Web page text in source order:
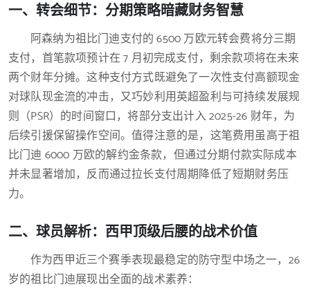
一、转会细节：分期策略暗藏财务智慧
阿森纳为祖比门迪支付的 6500 万欧元转会费将分三期
支付，首笔款项预计在 7 月初完成支付，剩余款项将在未来
两个财年分摊。这种支付方式既避免了一次性支付高额现金
对球队现金流的冲击，又巧妙利用英超盈利与可持续发展规
则（PSR）的时间窗口，将部分支出计入 2025-26 财年，为
后续引援保留操作空间。值得注意的是，这笔费用虽高于祖
比门迪 6000 万欧的解约金条款，但通过分期付款实际成本
并未显著增加，反而通过拉长支付周期降低了短期财务压
力。
二、球员解析：西甲顶级后腰的战术价值
作为西甲近三个赛季表现最稳定的防守型中场之一，26
岁的祖比门迪展现出全面的战术素养：